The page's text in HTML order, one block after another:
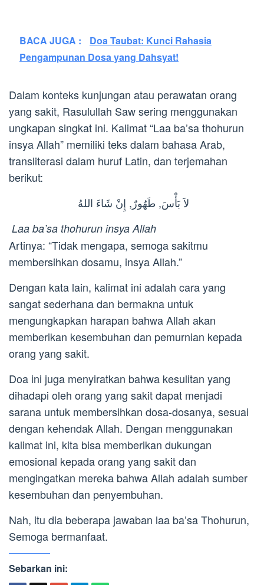
BACA JUGA :
Doa Taubat: Kunci Rahasia
Pengampunan Dosa yang Dahsyat!
Dalam konteks kunjungan atau perawatan orang
yang sakit, Rasulullah Saw sering menggunakan
ungkapan singkat ini. Kalimat “Laa ba’sa thohurun
insya Allah” memiliki teks dalam bahasa Arab,
transliterasi dalam huruf Latin, dan terjemahan
berikut:
لاَ بَأْسَ, طَهُورٌ, إِنْ شَاءَ اللهُ
Laa ba’sa thohurun insya Allah
Artinya: “Tidak mengapa, semoga sakitmu
membersihkan dosamu, insya Allah.”
Dengan kata lain, kalimat ini adalah cara yang
sangat sederhana dan bermakna untuk
mengungkapkan harapan bahwa Allah akan
memberikan kesembuhan dan pemurnian kepada
orang yang sakit.
Doa ini juga menyiratkan bahwa kesulitan yang
dihadapi oleh orang yang sakit dapat menjadi
sarana untuk membersihkan dosa-dosanya, sesuai
dengan kehendak Allah. Dengan menggunakan
kalimat ini, kita bisa memberikan dukungan
emosional kepada orang yang sakit dan
mengingatkan mereka bahwa Allah adalah sumber
kesembuhan dan penyembuhan.
Nah, itu dia beberapa jawaban laa ba’sa Thohurun,
Semoga bermanfaat.
Sebarkan ini: